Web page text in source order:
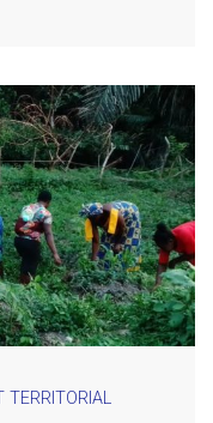
TERRITORIAL